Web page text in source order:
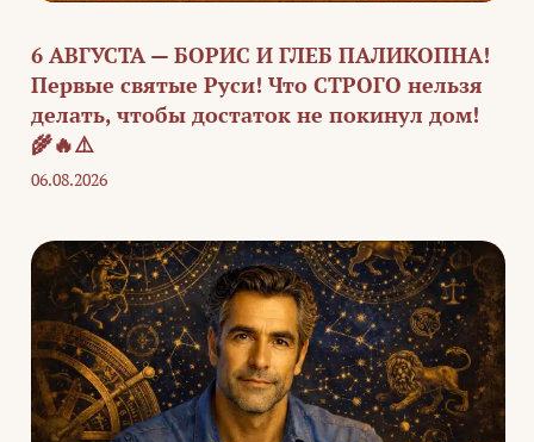
6 АВГУСТА — БОРИС И ГЛЕБ ПАЛИКОПНА!
Первые святые Руси! Что СТРОГО нельзя
делать, чтобы достаток не покинул дом!
🌾🔥⚠️
06.08.2026